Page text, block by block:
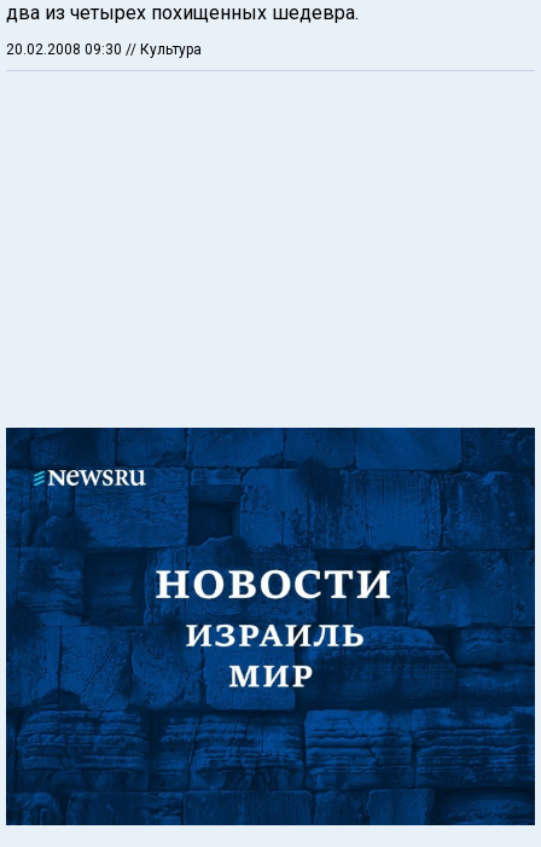
два из четырех похищенных шедевра.
20.02.2008 09:30 // Культура